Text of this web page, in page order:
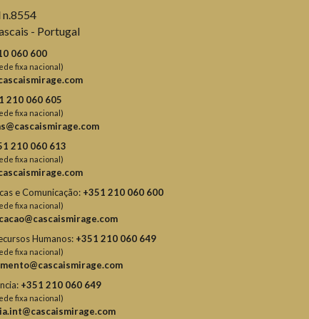
n.8554
- Portugal
060 600
fixa nacional)
210 060 605
fixa nacional)
210 060 613
fixa nacional)
e Comunicação: +351 210 060 600
fixa nacional)
Humanos: +351 210 060 649
fixa nacional)
+351 210 060 649
fixa nacional)